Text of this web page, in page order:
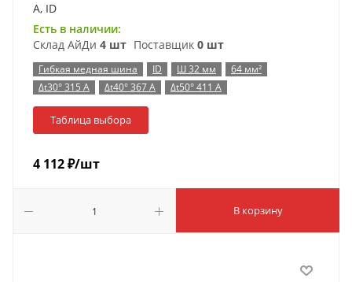
А, ID
Есть в наличии:
Склад АйДи 4 шт Поставщик 0 шт
Гибкая медная шина ID Ш 32 мм
64 мм²
Δt30° 315 А
Δt40° 367 А Δt50° 411 А
Таблица выбора
4 112₽/шт
В корзину